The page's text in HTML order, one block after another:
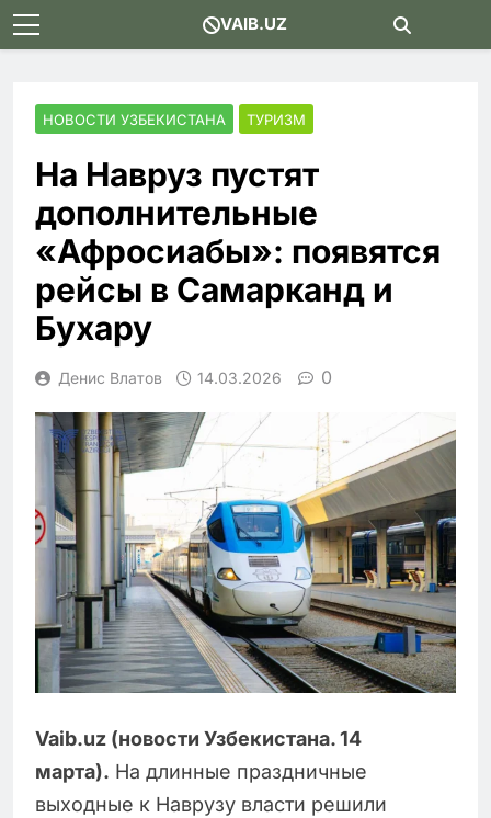
Skip
to
VAIB.UZ
НОВОСТИ УЗБЕКИСТАНА ТУРИЗМ
На Навруз пустят
дополнительные
«Афросиабы»: появятся
рейсы в Самарканд и
Бухару
Денис Влатов 14.03.2026 0
Vaib.uz (новости Узбекистана. 14
марта). На длинные праздничные
выходные к Наврузу власти решили